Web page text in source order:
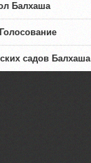
Балхаша
садов Балхаша